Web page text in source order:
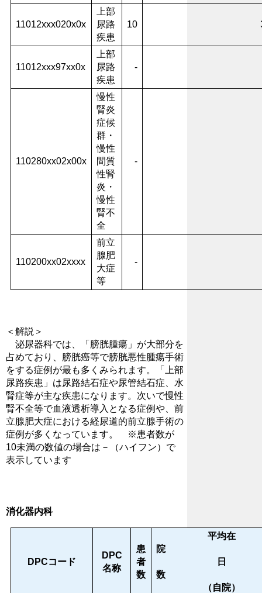
11012xxx020x0x
上部
尿路
疾患
10
11012xxx97xx0x
上部
尿路
疾患
-
110280xx02x00x
慢性
腎炎
症候
群・
慢性
間質
性腎
炎・
慢性
腎不
全
-
110200xx02xxxx
前立
腺肥
大症
等
-
＜解説＞
泌尿器科では、「膀胱腫瘍」が大部分を
占めており、膀胱癌等で膀胱悪性腫瘍手術
をする症例が最も多くみられます。「上部
尿路疾患」は尿路結石症や尿管結石症、水
腎症等が主な疾患になります。次いで慢性
腎不全等で血液透析導入となる症例や、前
立腺肥大症における経尿道的前立腺手術の
症例が多くなっています。 ※患者数が
10未満の数値の場合は－（ハイフン）で
表示しています
消化器内科
DPCコード
DPC
名称
患
者
数
平均在
日
（自院）